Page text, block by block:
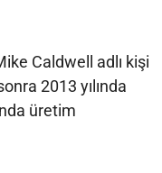
Caldwell adlı kişi
2013 yılında
üretim